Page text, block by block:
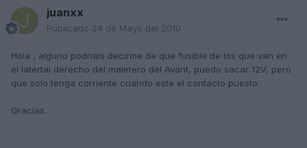
juanxx
Publicado 24 de Mayo del 2010
Hola , alguno podriais decirme de que fusible de los que van en
el latertal derecho del maletero del Avant, puedo sacar 12V, pero
que solo tenga corriente cuando este el contacto puesto.
Gracias.